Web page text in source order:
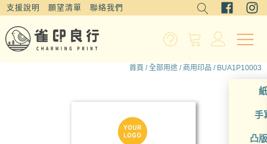
支援說明 願望清單 聯絡我們
手
凸
首頁 /全部用途 / 商用印品 / BUA1P10003